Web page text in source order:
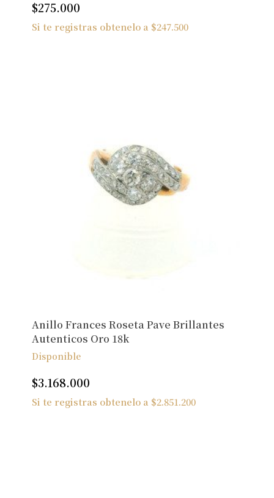
$275.000
Si te registras obtenelo a $247.500
Anillo Frances Roseta Pave Brillantes
Autenticos Oro 18k
Disponible
$3.168.000
Si te registras obtenelo a $2.851.200